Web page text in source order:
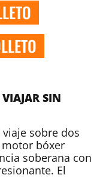
SIN
viaje sobre dos
bóxer
soberana con
El